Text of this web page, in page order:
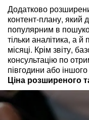
Додатково
контент-плану, який
популярним в
тільки аналітика, а й
місяці. Крім звіту,
консультацію по
півгодини або
Ціна розширеного